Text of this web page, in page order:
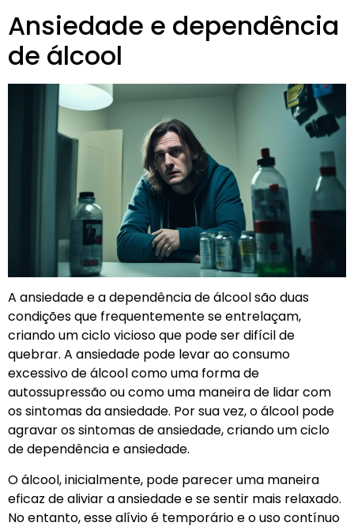
Ansiedade e dependência
de álcool
A ansiedade e a dependência de álcool são duas
condições que frequentemente se entrelaçam,
criando um ciclo vicioso que pode ser difícil de
quebrar. A ansiedade pode levar ao consumo
excessivo de álcool como uma forma de
autossupressão ou como uma maneira de lidar com
os sintomas da ansiedade. Por sua vez, o álcool pode
agravar os sintomas de ansiedade, criando um ciclo
de dependência e ansiedade.
O álcool, inicialmente, pode parecer uma maneira
eficaz de aliviar a ansiedade e se sentir mais relaxado.
No entanto, esse alívio é temporário e o uso contínuo